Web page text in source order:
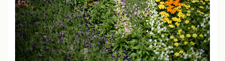
クリエイティブスタイル スタンダードモード